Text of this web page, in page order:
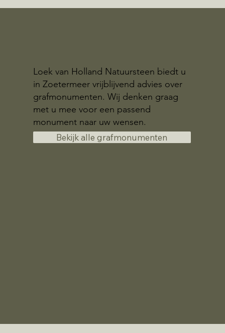
Loek van Holland Natuursteen biedt u
in Zoetermeer vrijblijvend advies over
grafmonumenten. Wij denken graag
met u mee voor een passend
monument naar uw wensen.
Bekijk alle grafmonumenten